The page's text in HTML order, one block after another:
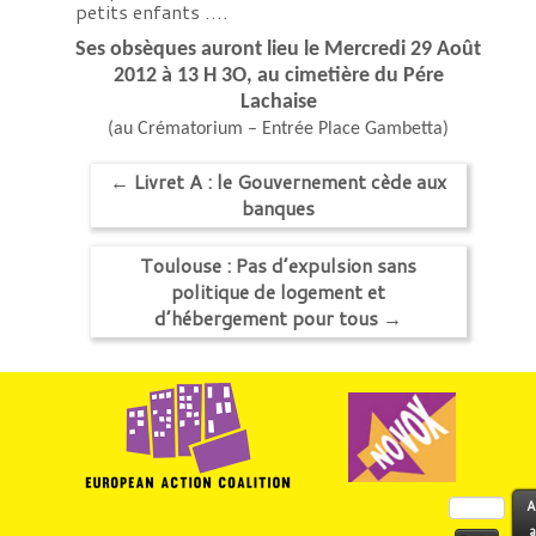
petits enfants ….
Ses obsèques auront lieu le Mercredi 29 Août
2012 à 13 H 3O, au cimetière du Pére
Lachaise
(au Crématorium – Entrée Place Gambetta)
← Livret A : le Gouvernement cède aux
banques
Toulouse : Pas d’expulsion sans
politique de logement et
d’hébergement pour tous →
Rechercher :